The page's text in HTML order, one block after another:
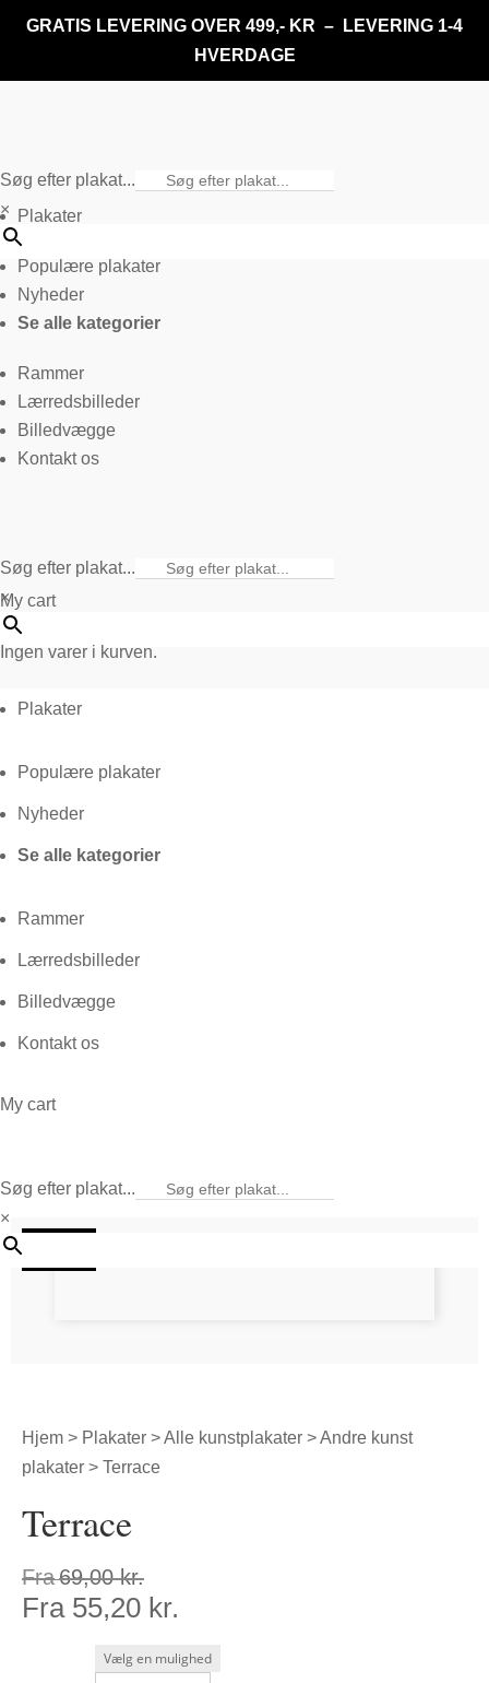
GRATIS LEVERING OVER 499,- KR – LEVERING 1-4
HVERDAGE
Søg efter plakat...
× Plakater
Populære plakater
Nyheder
Se alle kategorier
Rammer
Lærredsbilleder
Billedvægge
Kontakt os
Søg efter plakat...
×
My cart
Ingen varer i kurven.
Plakater
Populære plakater
Nyheder
Se alle kategorier
Rammer
Lærredsbilleder
Billedvægge
Kontakt os
My cart
Søg efter plakat...
×
Hjem > Plakater >Alle kunstplakater >Andre kunst
plakater > Terrace
Terrace
Fra69,00kr.
Fra 55,20 kr.